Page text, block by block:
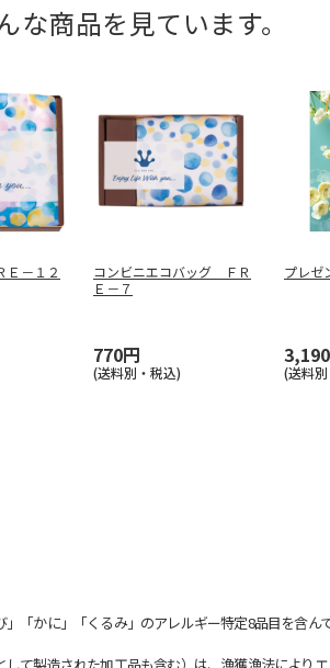
商品を見ています。
－１２
コンビニエコバッグ ＦＲ
Ｅ－７
770円
(送料別・税込)
プレ
(送料
「かに」「くるみ」のアレルギー特定8品目を含ん